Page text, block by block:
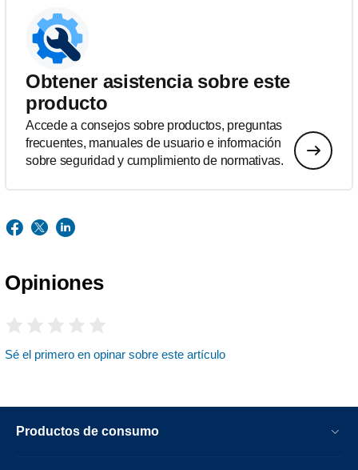
Obtener asistencia sobre este
producto
Accede a consejos sobre productos, preguntas
frecuentes, manuales de usuario e información
sobre seguridad y cumplimiento de normativas.
Opiniones
Sé el primero en opinar sobre este artículo
Productos de consumo